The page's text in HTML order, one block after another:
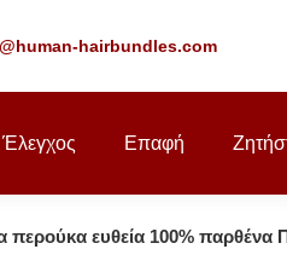
hairbundles.com
Έλεγχος Επαφή
ευθεία 100% παρθένα